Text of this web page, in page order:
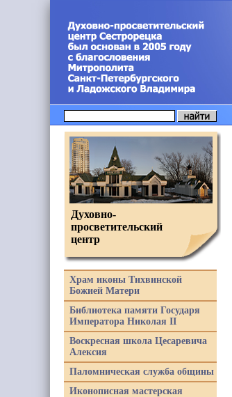
Духовно-
просветительский
центр
Храм иконы Тихвинской
Божией Матери
Библиотека памяти Государя
Императора Николая II
Воскресная школа Цесаревича
Алексия
Паломническая служба общины
Иконописная мастерская